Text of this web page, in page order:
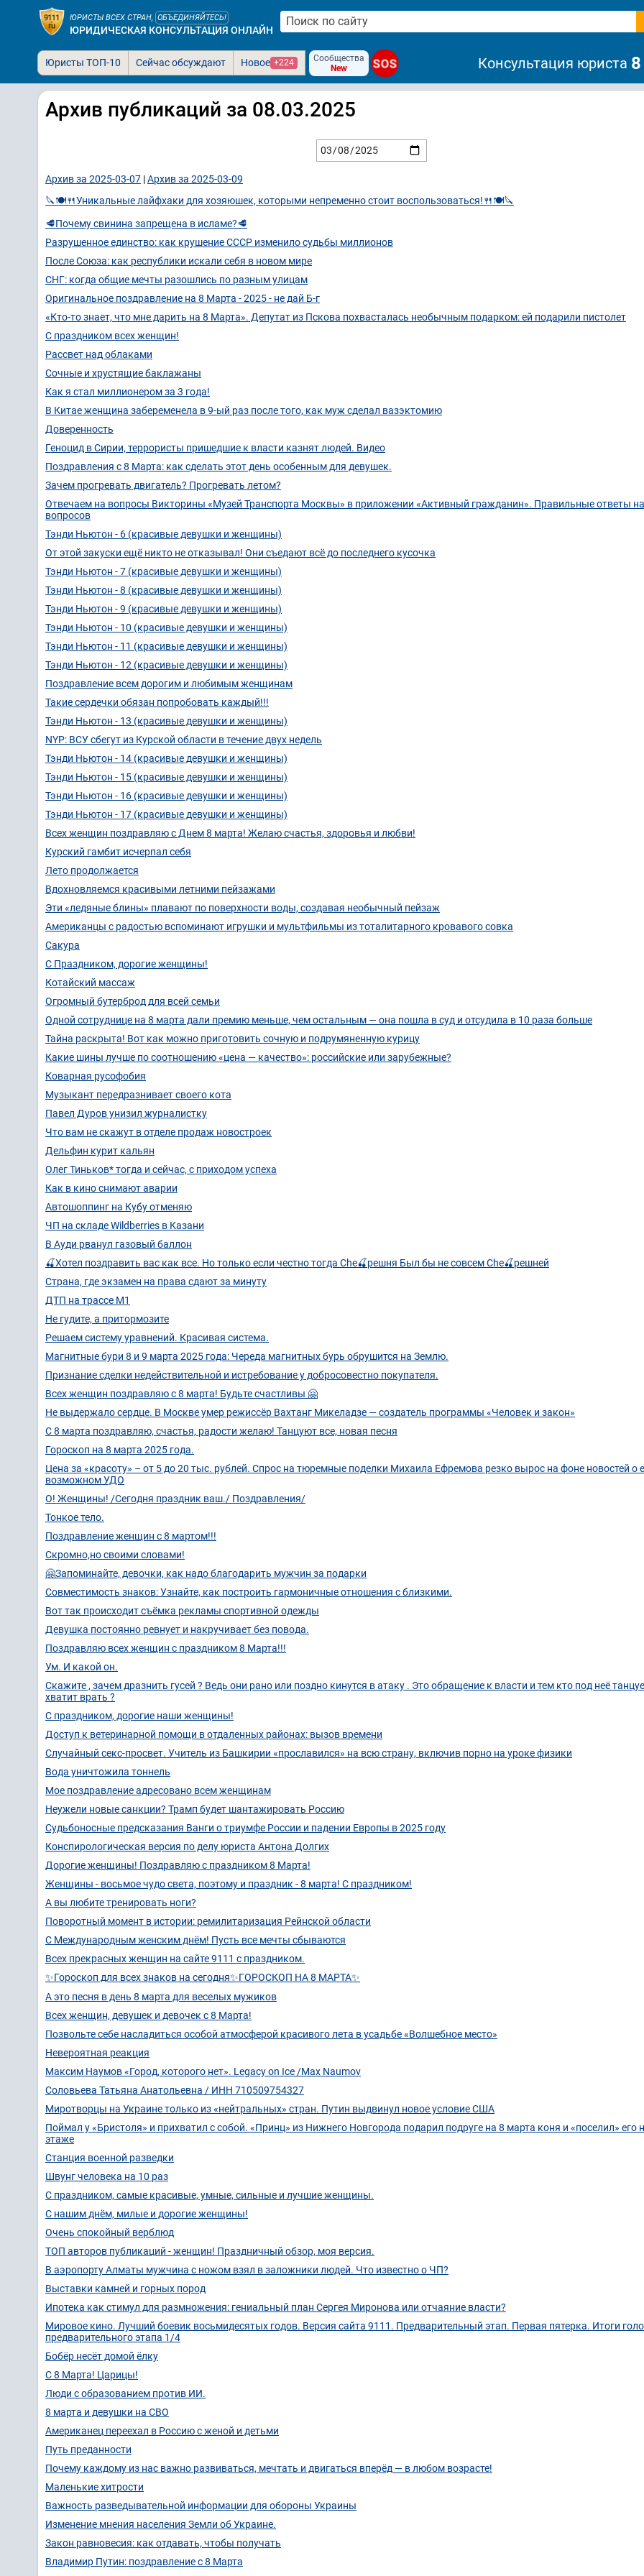
ЮРИСТЫ ВСЕХ СТРАН, ОБЪЕДИНЯЙТЕСЬ!
ЮРИДИЧЕСКАЯ КОНСУЛЬТАЦИЯ ОНЛАЙН
Юристы ТОП-10 Сейчас обсуждают Новое +224
Сообщества
New
SOS Консультация юриста
Архив публикаций за 08.03.2025
Архив за 2025-03-07 |Архив за 2025-03-09
🔪🍽🍴Уникальные лайфхаки для хозяюшек, которыми непременно стоит воспользоваться!🍴🍽🔪
🥩Почему свинина запрещена в исламе?🥩
Разрушенное единство: как крушение СССР изменило судьбы миллионов
После Союза: как республики искали себя в новом мире
СНГ: когда общие мечты разошлись по разным улицам
Оригинальное поздравление на 8 Марта - 2025 - не дай Б-г
«Кто-то знает, что мне дарить на 8 Марта». Депутат из Пскова похвасталась необычным подарком: ей подарили пистолет
С праздником всех женщин!
Рассвет над облаками
Сочные и хрустящие баклажаны
Как я стал миллионером за 3 года!
В Китае женщина забеременела в 9-ый раз после того, как муж сделал вазэктомию
Доверенность
Геноцид в Сирии, террористы пришедшие к власти казнят людей. Видео
Поздравления с 8 Марта: как сделать этот день особенным для девушек.
Зачем прогревать двигатель? Прогревать летом?
Отвечаем на вопросы Викторины «Музей Транспорта Москвы» в приложении «Активный гражданин». Правильные ответы
вопросов
Тэнди Ньютон - 6 (красивые девушки и женщины)
От этой закуски ещё никто не отказывал! Они съедают всё до последнего кусочка
Тэнди Ньютон - 7 (красивые девушки и женщины)
Тэнди Ньютон - 8 (красивые девушки и женщины)
Тэнди Ньютон - 9 (красивые девушки и женщины)
Тэнди Ньютон - 10 (красивые девушки и женщины)
Тэнди Ньютон - 11 (красивые девушки и женщины)
Тэнди Ньютон - 12 (красивые девушки и женщины)
Поздравление всем дорогим и любимым женщинам
Такие сердечки обязан попробовать каждый!!!
Тэнди Ньютон - 13 (красивые девушки и женщины)
NYP: ВСУ сбегут из Курской области в течение двух недель
Тэнди Ньютон - 14 (красивые девушки и женщины)
Тэнди Ньютон - 15 (красивые девушки и женщины)
Тэнди Ньютон - 16 (красивые девушки и женщины)
Тэнди Ньютон - 17 (красивые девушки и женщины)
Всех женщин поздравляю с Днем 8 марта! Желаю счастья, здоровья и любви!
Курский гамбит исчерпал себя
Лето продолжается
Вдохновляемся красивыми летними пейзажами
Эти «ледяные блины» плавают по поверхности воды, создавая необычный пейзаж
Американцы с радостью вспоминают игрушки и мультфильмы из тоталитарного кровавого совка
Сакура
С Праздником, дорогие женщины!
Котайский массаж
Огромный бутерброд для всей семьи
Одной сотруднице на 8 марта дали премию меньше, чем остальным — она пошла в суд и отсудила в 10 раза больше
Тайна раскрыта! Вот как можно приготовить сочную и подрумяненную курицу
Какие шины лучше по соотношению «цена — качество»: российские или зарубежные?
Коварная русофобия
Музыкант передразнивает своего кота
Павел Дуров унизил журналистку
Что вам не скажут в отделе продаж новостроек
Дельфин курит кальян
Олег Тиньков* тогда и сейчас, с приходом успеха
Как в кино снимают аварии
Автошоппинг на Кубу отменяю
ЧП на складе Wildberries в Казани
В Ауди рванул газовый баллон
🍒Хотел поздравить вас как все. Но только если честно тогда Che🍒решня Был бы не совсем Che🍒решней
Страна, где экзамен на права сдают за минуту
ДТП на трассе М1
Не гудите, а притормозите
Решаем систему уравнений. Красивая система.
Магнитные бури 8 и 9 марта 2025 года: Череда магнитных бурь обрушится на Землю.
Признание сделки недействительной и истребование у добросовестно покупателя.
Всех женщин поздравляю с 8 марта! Будьте счастливы 🤗
Не выдержало сердце. В Москве умер режиссёр Вахтанг Микеладзе — создатель программы «Человек и закон»
С 8 марта поздравляю, счастья, радости желаю! Танцуют все, новая песня
Гороскоп на 8 марта 2025 года.
Цена за «красоту» – от 5 до 20 тыс. рублей. Спрос на тюремные поделки Михаила Ефремова резко вырос на фоне новостей о
возможном УДО
О! Женщины! /Сегодня праздник ваш./ Поздравления/
Тонкое тело.
Поздравление женщин с 8 мартом!!!
Скромно,но своими словами!
🤗Запоминайте, девочки, как надо благодарить мужчин за подарки
Совместимость знаков: Узнайте, как построить гармоничные отношения с близкими.
Вот так происходит съёмка рекламы спортивной одежды
Девушка постоянно ревнует и накручивает без повода.
Поздравляю всех женщин с праздником 8 Марта!!!
Ум. И какой он.
Скажите , зачем дразнить гусей ? Ведь они рано или поздно кинутся в атаку . Это обращение к власти и тем кто под неё
хватит врать ?
С праздником, дорогие наши женщины!
Доступ к ветеринарной помощи в отдаленных районах: вызов времени
Случайный секс-просвет. Учитель из Башкирии «прославился» на всю страну, включив порно на уроке физики
Вода уничтожила тоннель
Мое поздравление адресовано всем женщинам
Неужели новые санкции? Трамп будет шантажировать Россию
Судьбоносные предсказания Ванги о триумфе России и падении Европы в 2025 году
Конспирологическая версия по делу юриста Антона Долгих
Дорогие женщины! Поздравляю с праздником 8 Марта!
Женщины - восьмое чудо света, поэтому и праздник - 8 марта! С праздником!
А вы любите тренировать ноги?
Поворотный момент в истории: ремилитаризация Рейнской области
С Международным женским днём! Пусть все мечты сбываются
Всех прекрасных женщин на сайте 9111 с праздником.
✨Гороскоп для всех знаков на сегодня✨ГОРОСКОП НА 8 МАРТА✨
А это песня в день 8 марта для веселых мужиков
Всех женщин, девушек и девочек с 8 Марта!
Позвольте себе насладиться особой атмосферой красивого лета в усадьбе «Волшебное место»
Невероятная реакция
Максим Наумов «Город, которого нет». Legacy on Ice /Max Naumov
Соловьева Татьяна Анатольевна / ИНН 710509754327
Миротворцы на Украине только из «нейтральных» стран. Путин выдвинул новое условие США
Поймал у «Бристоля» и прихватил с собой. «Принц» из Нижнего Новгорода подарил подруге на 8 марта коня и «поселил» его
этаже
Станция военной разведки
Швунг человека на 10 раз
С праздником, самые красивые, умные, сильные и лучшие женщины.
С нашим днём, милые и дорогие женщины!
Очень спокойный верблюд
ТОП авторов публикаций - женщин! Праздничный обзор, моя версия.
В аэропорту Алматы мужчина с ножом взял в заложники людей. Что известно о ЧП?
Выставки камней и горных пород
Ипотека как стимул для размножения: гениальный план Сергея Миронова или отчаяние власти?
Мировое кино. Лучший боевик восьмидесятых годов. Версия сайта 9111. Предварительный этап. Первая пятерка. Итоги
предварительного этапа 1/4
Бобёр несёт домой ёлку
С 8 Марта! Царицы!
Люди с образованием против ИИ.
8 марта и девушки на СВО
Американец переехал в Россию с женой и детьми
Путь преданности
Почему каждому из нас важно развиваться, мечтать и двигаться вперёд — в любом возрасте!
Маленькие хитрости
Важность разведывательной информации для обороны Украины
Изменение мнения населения Земли об Украине.
Закон равновесия: как отдавать, чтобы получать
Владимир Путин: поздравление с 8 Марта